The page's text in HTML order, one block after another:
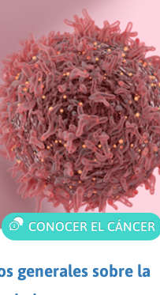
CONOCER EL CÁNCER
generales sobre la